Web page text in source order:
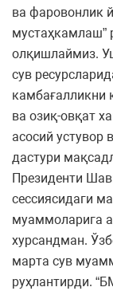
ва фаровонлик
мустаҳкамлаш”
олқишлаймиз.
сув
камбағалликни
ва озиқ-овқат
асосий устувор
дастури
Президенти
сессиясидаги
муаммоларига
хурсандман.
марта сув
руҳлантирди.